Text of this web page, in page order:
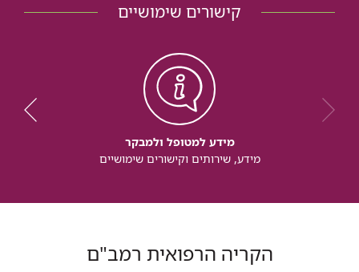
קישורים שימושיים
מידע למטופל ולמבקר
מידע, שירותים וקישורים שימושיים
הקריה הרפואית רמב"ם